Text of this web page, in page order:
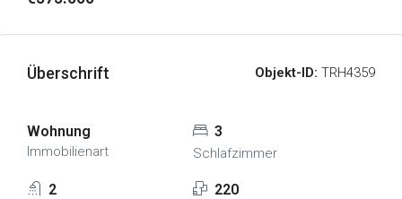
Überschrift Objekt-ID: TRH4359
Wohnung
Immobilienart
3
Schlafzimmer
2 220